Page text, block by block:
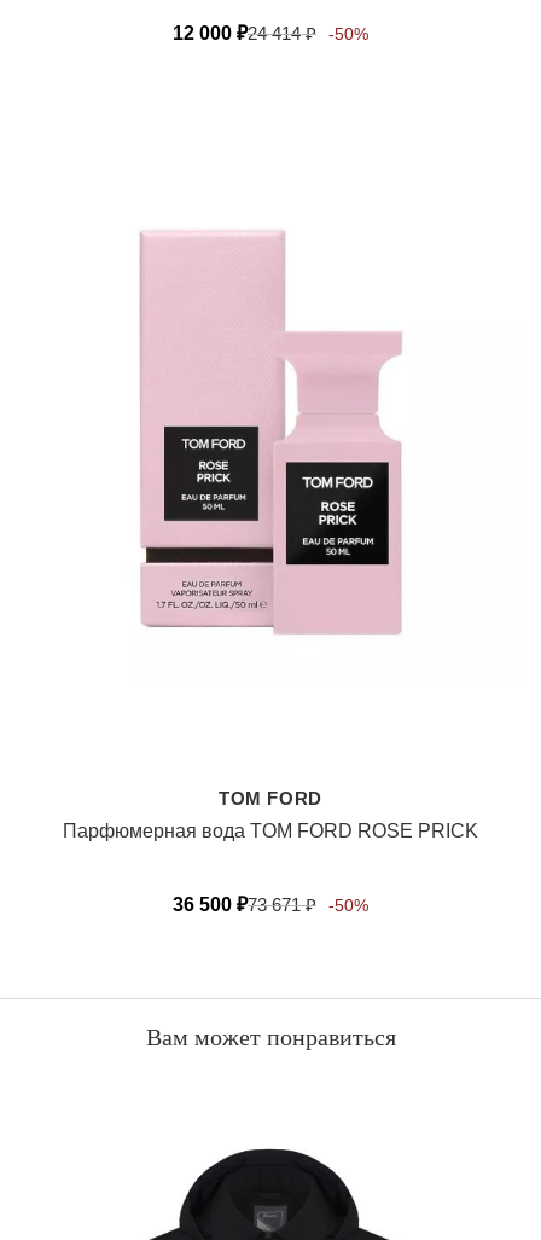
12 000 ₽24 414₽ -50%
TOM FORD
Парфюмерная вода TOM FORD ROSE PRICK
36 500 ₽73 671₽ -50%
Вам может понравиться